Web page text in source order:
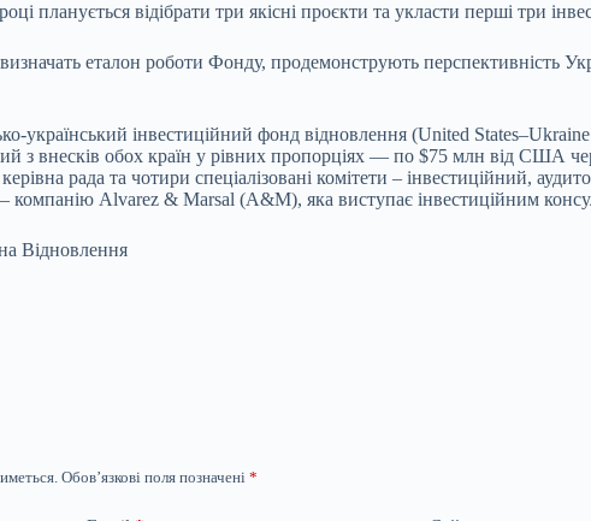
планується відібрати три якісні проєкти та укласти перші три
еталон роботи Фонду, продемонструють перспективність
український інвестиційний фонд відновлення (United
з внесків обох країн у рівних пропорціях — по $75 млн від США
рада та чотири спеціалізовані комітети – інвестиційний,
компанію Alvarez & Marsal (A&M), яка виступає інвестиційним
Відновлення
Обов’язкові поля позначені *